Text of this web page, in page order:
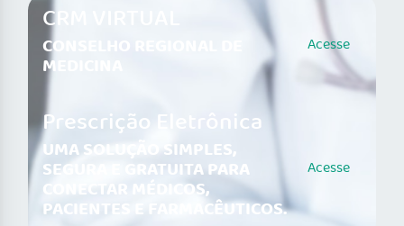
CRM VIRTUAL
CONSELHO REGIONAL DE
MEDICINA
Acesse
Prescrição Eletrônica
UMA SOLUÇÃO SIMPLES,
SEGURA E GRATUITA PARA
CONECTAR MÉDICOS,
PACIENTES E FARMACÊUTICOS.
Acesse